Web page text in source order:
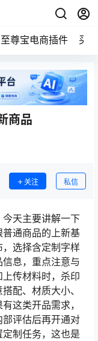
至尊宝电商插件 买
商品
关注 私信
今天主要讲解一下
通商品的上新基
选择含定制字样
息，重点注意与
传材料时，杀印
配、材质大小、
这类开品需求，
评估后再开通对
制任务，这也是